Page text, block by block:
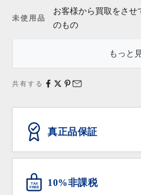
未使用品
お客様から買取をさせ
のもの
・「新品同様」等の記述は商品
状態は含みません。
もっと
共有する
真正品保証
ANTIQURIOUSでは、消費
物いただけるよう、日本流
AACD）に加盟し、不正商
TAX
FREE 10%非課税